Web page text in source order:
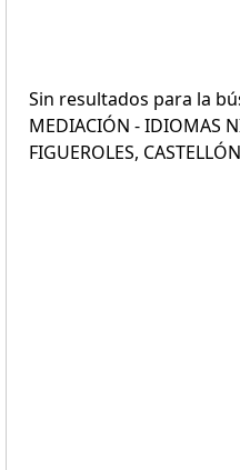
Sin resultados para la
MEDIACIÓN - IDIOMAS
FIGUEROLES,